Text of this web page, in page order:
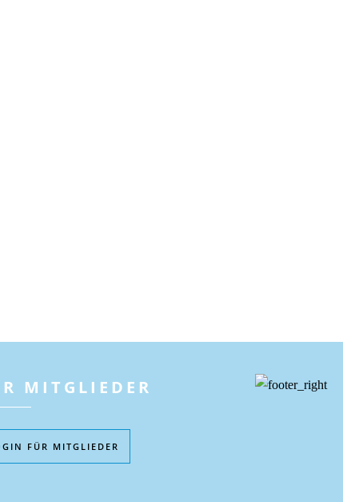
MITGLIEDER
FÜR MITGLIEDER